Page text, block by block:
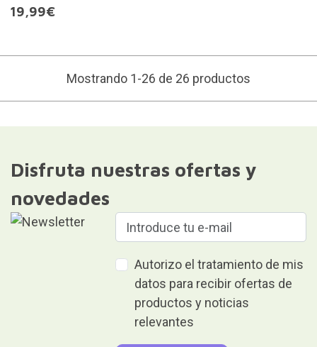
19,99€
Mostrando 1-26 de 26 productos
Disfruta nuestras ofertas y
novedades
Autorizo el tratamiento de mis
datos para recibir ofertas de
productos y noticias
relevantes